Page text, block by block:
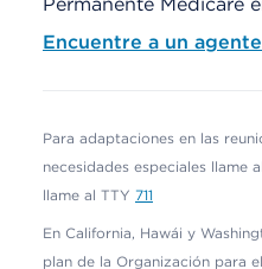
Encuentre a un
Para adaptaciones en las
necesidades especiales llame al
llame al TTY 711
En California, Hawái y
plan de la Organización para